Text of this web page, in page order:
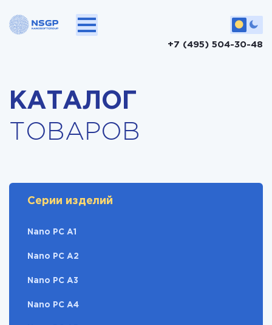
+7 (495) 504-30-48
КАТАЛОГ
ТОВАРОВ
Серии изделий
Nano PC A1
Nano PC A2
Nano PC A3
Nano PC A4